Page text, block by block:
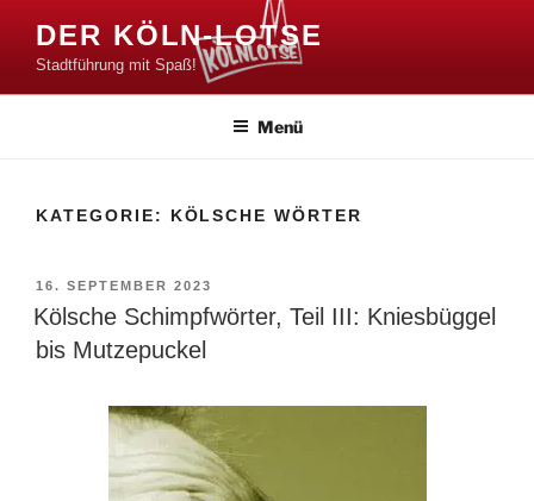
Inhalt
springen
DER KÖLN-LOTSE
Stadtführung mit Spaß!
Menü
KATEGORIE: KÖLSCHE WÖRTER
VERÖFFENTLICHT
AM
16. SEPTEMBER 2023
Kölsche Schimpfwörter, Teil III: Kniesbüggel
bis Mutzepuckel